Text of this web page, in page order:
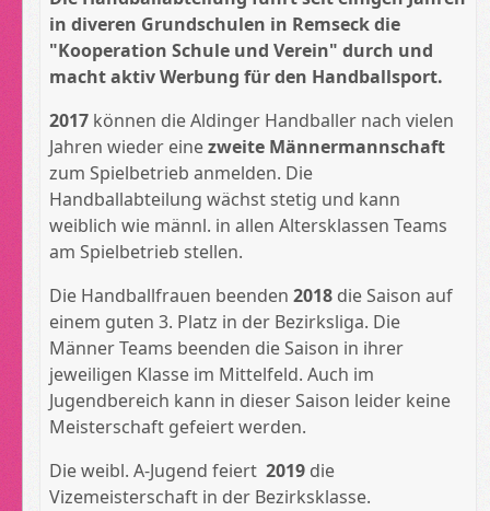
in diveren Grundschulen in Remseck die
"Kooperation Schule und Verein" durch und
macht aktiv Werbung für den Handballsport.
2017 können die Aldinger Handballer nach vielen
Jahren wieder einezweite Männermannschaft
zum Spielbetrieb anmelden. Die
Handballabteilung wächst stetig und kann
weiblich wie männl. in allen Altersklassen Teams
am Spielbetrieb stellen.
Die Handballfrauen beenden2018 die Saison auf
einem guten 3. Platz in der Bezirksliga. Die
Männer Teams beenden die Saison in ihrer
jeweiligen Klasse im Mittelfeld. Auch im
Jugendbereich kann in dieser Saison leider keine
Meisterschaft gefeiert werden.
Die weibl. A-Jugend feiert2019 die
Vizemeisterschaft in der Bezirksklasse.